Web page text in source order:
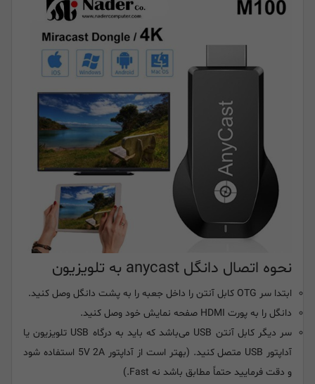
نحوه اتصال دانگل anycast به تلویزیون
ابتدا سر OTG کابل آنتن را داخل جعبه را به پشت دانگل وصل کنید.
دانگل را به پورت HDMI صفحه نمایش خود وصل کنید.
سر دیگر کابل آنتن USB می‌باشد که باید به درگاه USB تلویزیون یا
آداپتور USB متصل کنید. (بهتر است از آداپتور 5V 2A استفاده شود
و دقت فرمایید حتماً مطابق باشد نه Fast.)